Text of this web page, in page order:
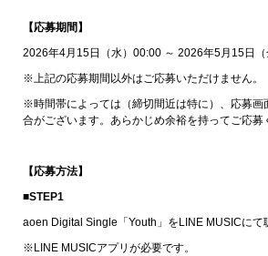
【応募期間】
2026年4月15日（水）00:00 ～ 2026年5月15日
※上記の応募期間以外はご応募いただけません。
※時間帯によっては（締切間近は特に）、応募画
合がございます。あらかじめ余裕を持ってご応募
【応募方法】
■STEP1
aoen Digital Single「Youth」をLINE MUSICにて
※LINE MUSICアプリが必要です。